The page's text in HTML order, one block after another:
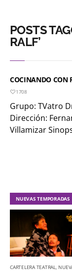
POSTS
RALF’
COCINANDO CON
1708
Grupo: TVatro
Dirección:
Villamizar
NUEVAS TEMPORADAS
CARTELERA TEATRAL